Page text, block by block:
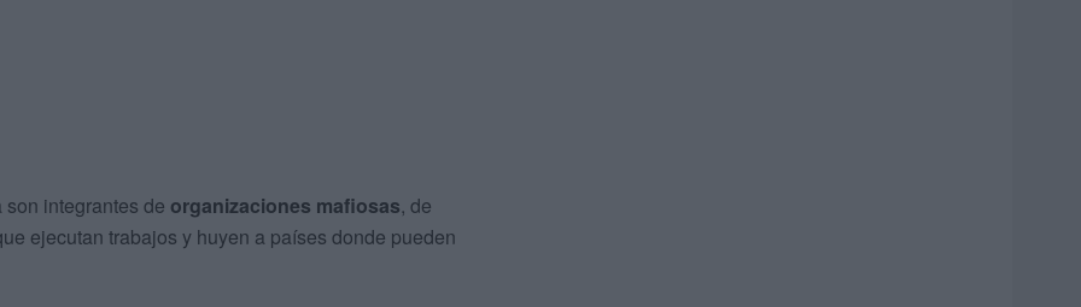
integrantes de organizaciones mafiosas, de
ejecutan trabajos y huyen a países donde pueden